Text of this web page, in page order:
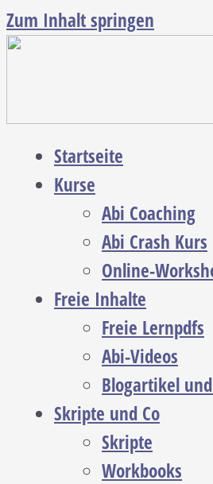
Zum Inhalt springen
Startseite
Kurse
Abi Coaching
Abi Crash Kurs
Online-
Freie Inhalte
Freie Lernpdfs
Abi-Videos
Blogartikel
Skripte und Co
Skripte
Workbooks